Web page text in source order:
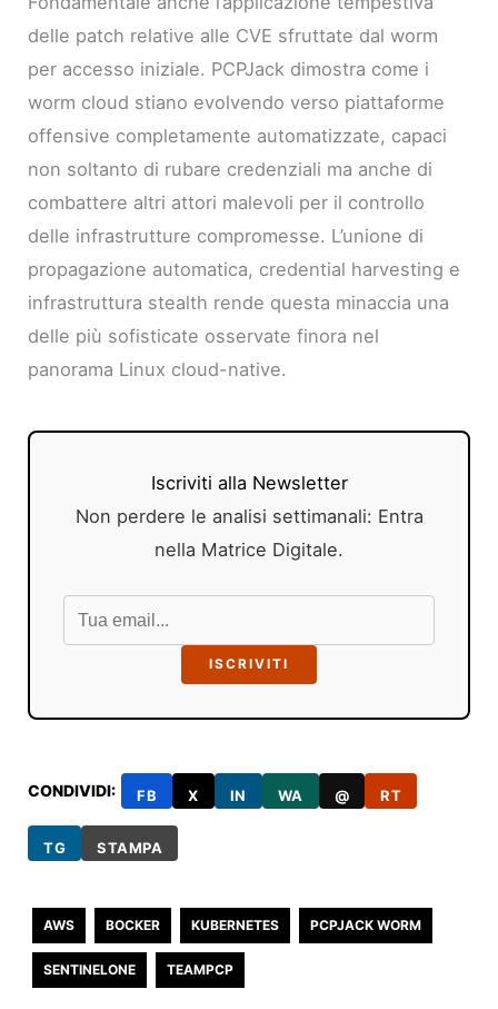
delle patch relative alle CVE sfruttate dal worm
per accesso iniziale. PCPJack dimostra come i
worm cloud stiano evolvendo verso piattaforme
offensive completamente automatizzate, capaci
non soltanto di rubare credenziali ma anche di
combattere altri attori malevoli per il controllo
delle infrastrutture compromesse. L’unione di
propagazione automatica, credential harvesting e
infrastruttura stealth rende questa minaccia una
delle più sofisticate osservate finora nel
panorama Linux cloud-native.
Iscriviti alla Newsletter
Non perdere le analisi settimanali: Entra
nella Matrice Digitale.
ISCRIVITI
CONDIVIDI: FB X IN WA @ RT
TG STAMPA
AWS BOCKER KUBERNETES PCPJACK WORM
SENTINELONE TEAMPCP